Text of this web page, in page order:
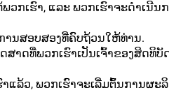
ວກເຮົາ, ແລະ ພວກເຮົາຈະດຳເນີ
ານສອບສອງທີ່ຄົບຖ້ວນໃຫ້ທ່ານ.
ສາດທີ່ພວກເຮົາເປັນເຈົ້າຂອງສິດທິ
ແລ້ວ, ພວກເຮົາຈະເລີ່ມຕົ້ນການຜ